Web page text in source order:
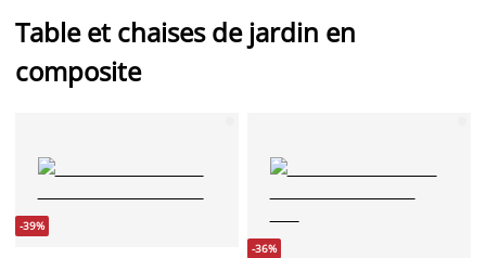
Table et chaises de jardin en
composite
-39%
-36%